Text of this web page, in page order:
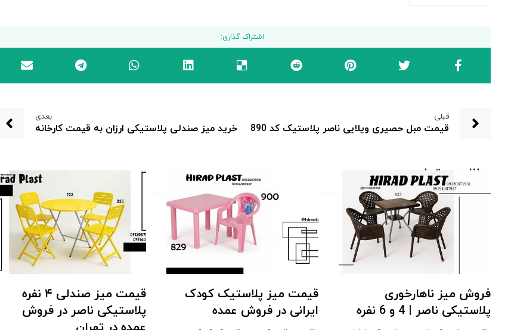
قبلی
قیمت مبل حصیری ویلایی ناصر پلاستیک کد 890
بعدی
خرید میز صندلی پلاستیکی ارزان به قیمت کارخانه
مطالب مرتبط ...
فروش میز ناهارخوری
پلاستیکی ناصر | 4 و 6 نفره
قیمت میز پلاستیک کودک
ایرانی در فروش عمده
قیمت میز صندلی ۴ نفره
پلاستیکی ناصر در فروش